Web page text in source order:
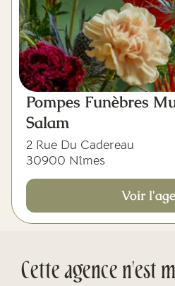
Pompes Funèbres
Salam
2 Rue Du Cadereau
30900 Nîmes
Voir
Cette agence n'est